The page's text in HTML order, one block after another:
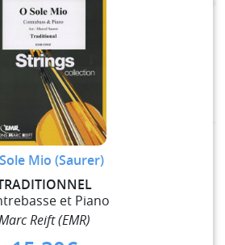
Mio (Saurer)
et Piano
Reift (EMR)